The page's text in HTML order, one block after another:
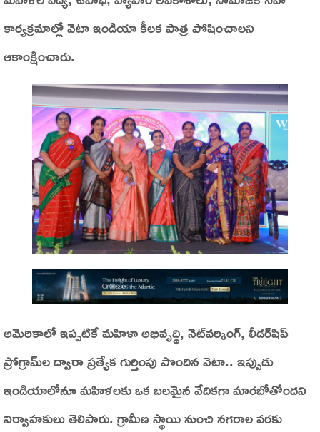
కార్యక్రమాల్లో వెటా ఇండియా కీలక పాత్ర పోషించాలని
ఆకాంక్షించారు.
అమెరికాలో ఇప్పటికే మహిళా అభివృద్ధి, నెట్‌వర్కింగ్, లీడర్‌షిప్
ప్రోగ్రామ్‌ల ద్వారా ప్రత్యేక గుర్తింపు పొందిన వెటా.. ఇప్పుడు
ఇండియాలోనూ మహిళలకు ఒక బలమైన వేదికగా మారబోతోందని
నిర్వాహకులు తెలిపారు. గ్రామీణ స్థాయి నుంచి నగరాల వరకు